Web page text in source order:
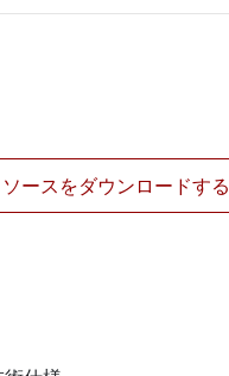
ソースをダウンロードする